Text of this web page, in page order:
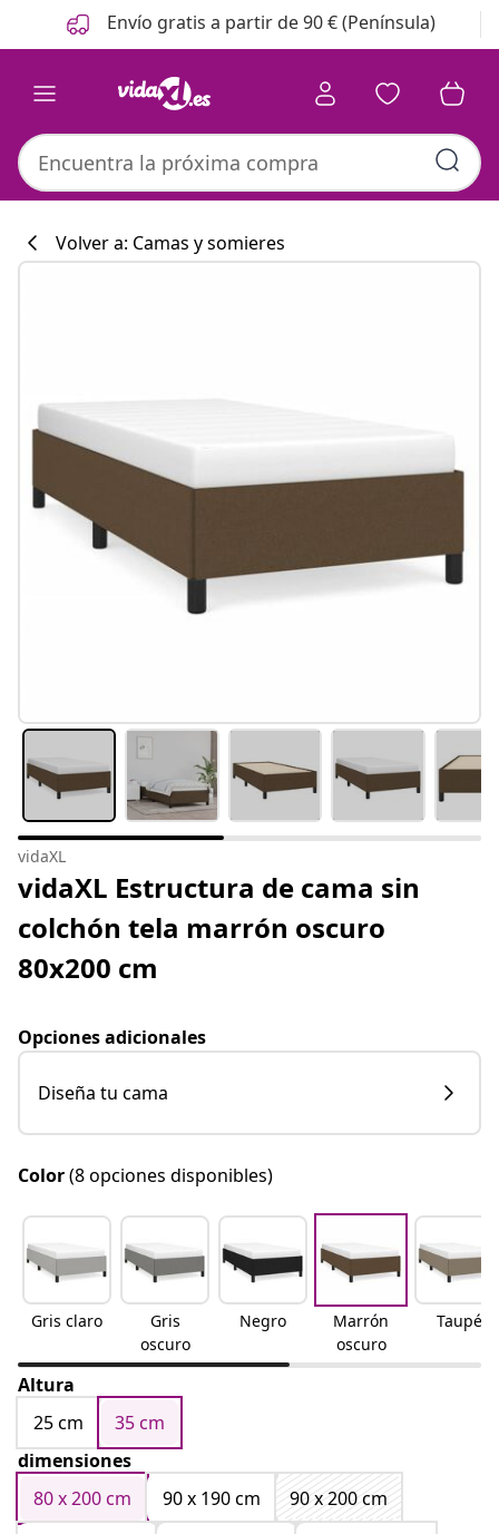
Anterior
Siguiente Envío gratis a partir de 90 € (Península)
#sharemevidaxl
Volver a: Camas y somieres
vidaXL
vidaXL Estructura de cama sin
colchón tela marrón oscuro
80x200 cm
Opciones adicionales
Diseña tu cama
Color(8 opciones disponibles)
Gris claro
Gris
oscuro
Negro
Marrón
oscuro
Taupé
Altura
25 cm
35 cm
dimensiones
80 x 200 cm
90 x 190 cm
90 x 200 cm